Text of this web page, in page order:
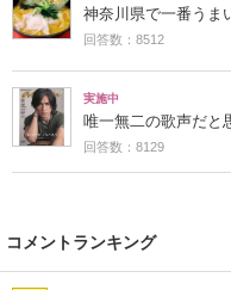
神奈川県で一番うま
回答数：8512
実施中
唯一無二の歌声だと
回答数：8129
コメントランキング